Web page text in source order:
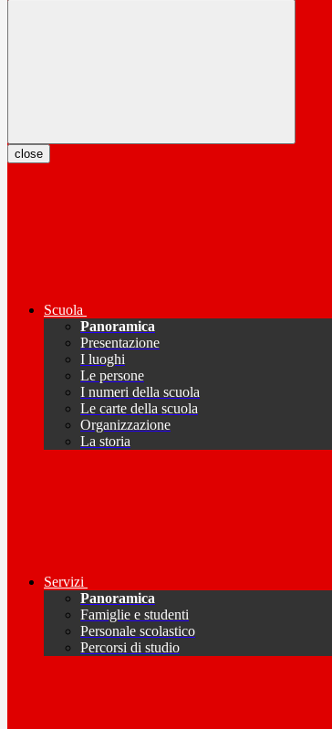
close
Scuola
Panoramica
Presentazione
I luoghi
Le persone
I numeri della scuola
Le carte della scuola
Organizzazione
La storia
Servizi
Panoramica
Famiglie e studenti
Personale scolastico
Percorsi di studio